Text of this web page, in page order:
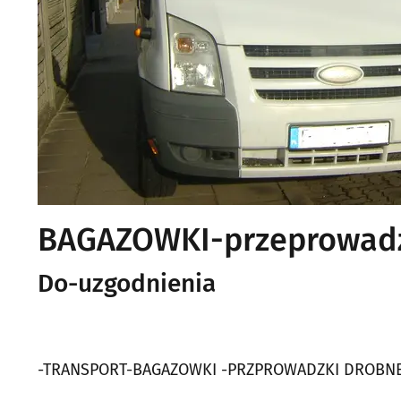
BAGAZOWKI-
Do-uzgodnienia
-TRANSPORT-BAGAZOWKI -PRZPROWADZKI